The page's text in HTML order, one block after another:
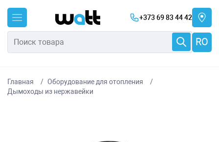
+373 69 83 44 42
RO
Главная
Оборудование для отопления
Дымоходы из нержавейки